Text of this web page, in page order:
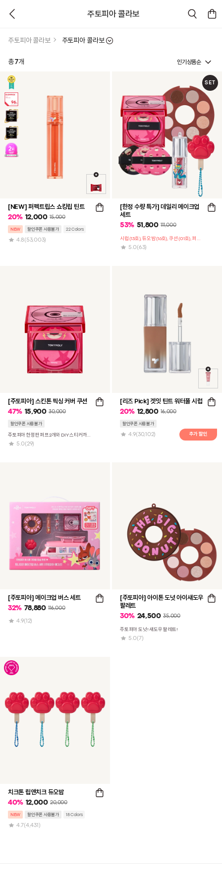
주토피아 콜라보
주토피아 콜라보 주토피아 콜라보
총7개 인기상품순
[NEW] 퍼펙트립스 쇼킹립 틴트
20% 12,000 15,000
NEW 할인쿠폰 사용불가 22 Colors
4.8 (53,003)
SET
[한정 수량 특가] 데일리 메이크업
세트
53% 51,800 111,000
시럽 (13호), 듀오밤 (16호), 쿠션 (01호), 퍼프 3매, 도넛 팔레트 구성
5.0 (63)
[주토피아] 스킨톤 픽싱 커버 쿠션
47% 15,900 30,000
할인쿠폰 사용불가
주토피아 한정판 퍼프2개와 DIY 스티커까지 증정!
5.0 (29)
[리즈 Pick] 겟잇 틴트 워터풀 시럽
20% 12,800 16,000
할인쿠폰 사용불가
4.9(30,102)
[주토피아] 메이크업 버스 세트
32% 78,880 116,000
4.9(12)
[주토피아] 아이톤 도넛 아이섀도우
팔레트
30% 24,500 35,000
주토피아 도넛! 섀도우 팔레트!
5.0 (7)
치크톤 립앤치크 듀오밤
40% 12,000 20,000
NEW 할인쿠폰 사용불가 18 Colors
4.7 (4,431)